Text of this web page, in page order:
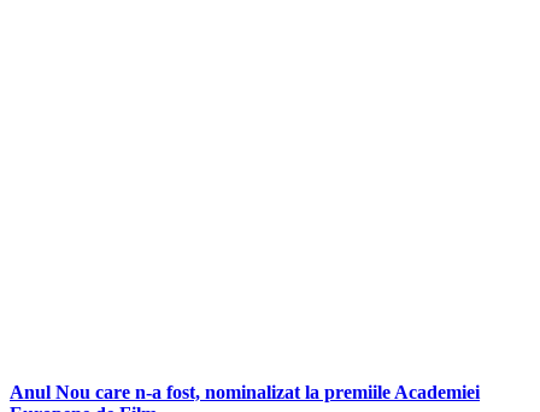
Anul Nou care n-a fost, nominalizat la premiile Academiei